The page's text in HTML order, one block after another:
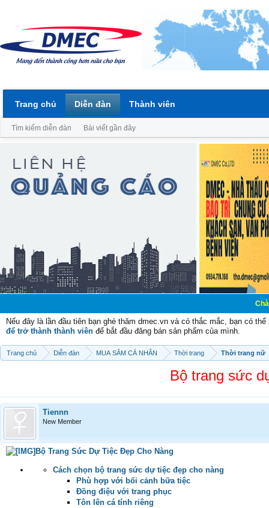
Chào mừng
Nếu đây là lần đầu tiên bạn ghé thăm dmec.vn và có thắc mắc, bạn có
để trở thành thành viên để bắt đầu đăng bán sản phẩm của mình.
Trang chủ Diễn đàn MUA SẮM CÁ NHÂN Thời trang Thời trang nữ
Bộ trang sức
Tiennn
New Member
Bộ Trang Sức Dự Tiệc Đẹp Cho Nàng
Cách chọn bộ trang sức dự tiệc đẹp cho nàng
Phù hợp với bối cảnh bữa tiệc
Đồng điệu với trang phục
Tôn lên cá tính riêng
Trang chủ Diễn đàn
Tìm kiếm diễn đàn Bài viết gần đây
Thành viên